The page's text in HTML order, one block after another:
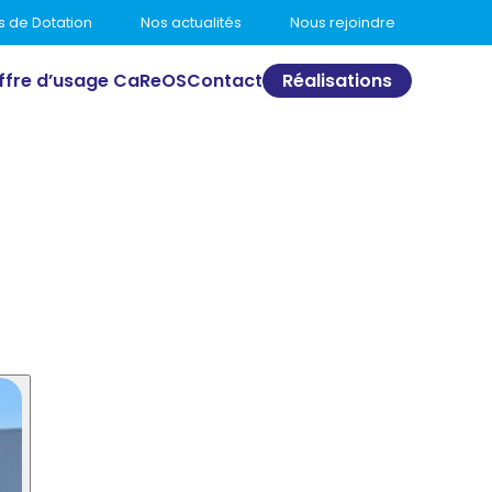
de Dotation Nos actualités Nous rejoindre
d’usage CaReOSContact Réalisations